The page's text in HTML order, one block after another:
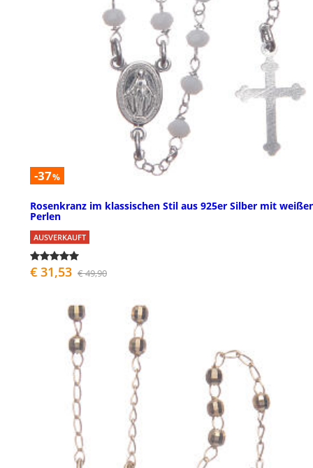
-37%
Rosenkranz im klassischen Stil aus 925er Silber mit
Perlen
AUSVERKAUFT
€ 31,53 € 49,90